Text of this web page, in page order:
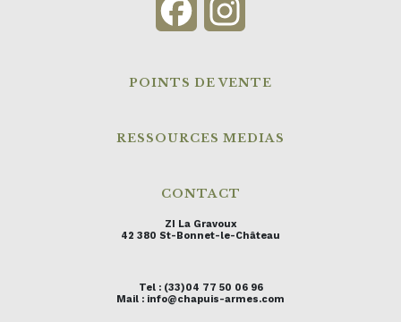
Facebook
POINTS DE VENTE
RESSOURCES MEDIAS
CONTACT
ZI La Gravoux
42 380 St-Bonnet-le-Château
Tel : (33)04 77 50 06 96
Mail : info@chapuis-armes.com